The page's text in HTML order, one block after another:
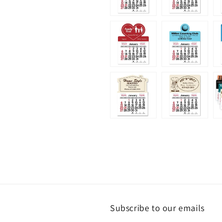
Subscribe to our emails